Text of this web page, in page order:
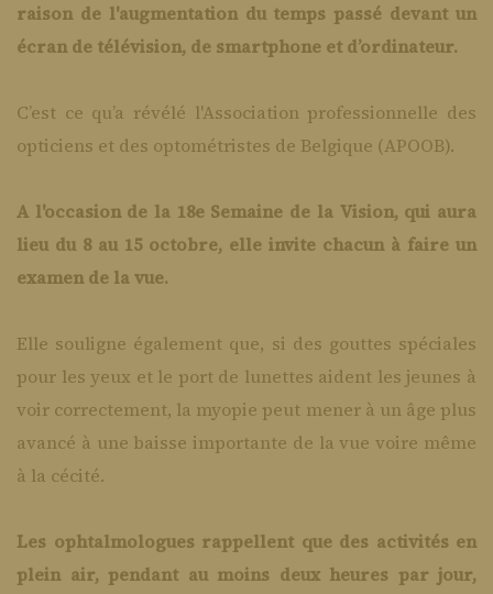
raison de l'augmentation du temps passé devant un
écran de télévision, de smartphone et d’ordinateur.
C’est ce qu’a révélé l'Association professionnelle des
opticiens et des optométristes de Belgique (APOOB).
A l'occasion de la 18e Semaine de la Vision, qui aura
lieu du 8 au 15 octobre, elle invite chacun à faire un
examen de la vue.
Elle souligne également que, si des gouttes spéciales
pour les yeux et le port de lunettes aident les jeunes à
voir correctement, la myopie peut mener à un âge plus
avancé à une baisse importante de la vue voire même
à la cécité.
Les ophtalmologues rappellent que des activités en
plein air, pendant au moins deux heures par jour,